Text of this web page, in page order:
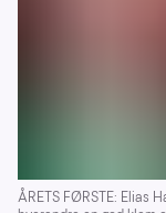
ÅRETS FØRSTE: Elias